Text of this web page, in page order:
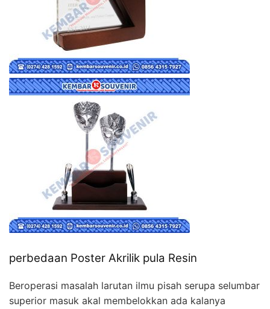
perbedaan Poster Akrilik pula Resin
Beroperasi masalah larutan ilmu pisah serupa selumbar
superior masuk akal membelokkan ada kalanya